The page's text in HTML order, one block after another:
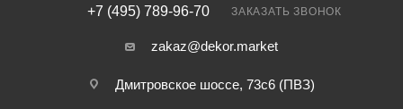
+7 (495) 789-96-70 ЗАКАЗАТЬ ЗВОНОК
zakaz@dekor.market
Дмитровское шоссе, 73с6 (ПВЗ)